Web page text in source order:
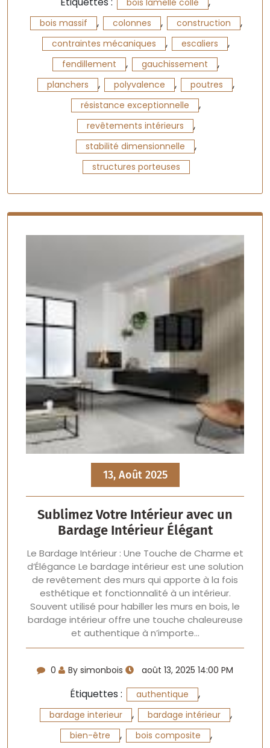
bois massif , colonnes , construction ,
contraintes mécaniques , escaliers ,
fendillement , gauchissement ,
planchers , polyvalence , poutres ,
résistance exceptionnelle ,
revêtements intérieurs ,
stabilité dimensionnelle ,
structures porteuses
13, Août 2025
Sublimez Votre Intérieur avec un
Bardage Intérieur Élégant
Le Bardage Intérieur : Une Touche de Charme et
d’Élégance Le bardage intérieur est une solution
de revêtement des murs qui apporte à la fois
esthétique et fonctionnalité à un intérieur.
Souvent utilisé pour habiller les murs en bois, le
bardage intérieur offre une touche chaleureuse
et authentique à n’importe…
0 By simonbois août 13, 2025 14:00 PM
Étiquettes : authentique ,
bardage interieur , bardage intérieur ,
bien-être , bois composite ,